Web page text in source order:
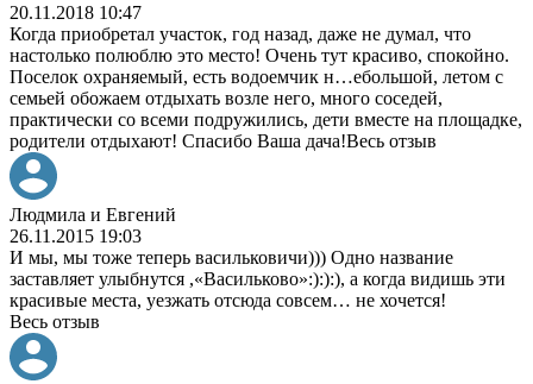
20.11.2018 10:47
Когда приобретал участок, год назад, даже не думал, что
настолько полюблю это место! Очень тут красиво, спокойно.
Поселок охраняемый, есть водоемчик н…ебольшой, летом с
семьей обожаем отдыхать возле него, много соседей,
практически со всеми подружились, дети вместе на площадке,
родители отдыхают! Спасибо Ваша дача!Весь отзыв
Людмила и Евгений
26.11.2015 19:03
И мы, мы тоже теперь васильковичи))) Одно название
заставляет улыбнутся ,«Васильково»:):):), а когда видишь эти
красивые места, уезжать отсюда совсем… не хочется!
Весь отзыв